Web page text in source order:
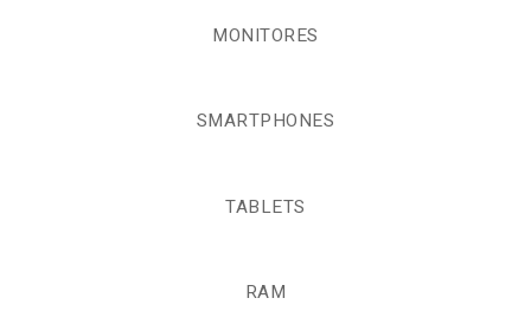
MONITORES
SMARTPHONES
TABLETS
RAM